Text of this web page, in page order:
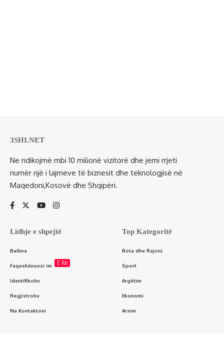
3SHI.NET
Ne ndikojmë mbi 10 milionë vizitorë dhe jemi rrjeti
numër një i lajmeve të biznesit dhe teknologjisë në
Maqedoni,Kosovë dhe Shqipëri.
Lidhje e shpejtë
Ballina
Faqeshënuesi im E Re
Identifikohu
Regjistrohu
Na Kontaktoni
Top Kategoritë
Bota dhe Rajoni
Sport
Argëtim
Ekonomi
Arsim